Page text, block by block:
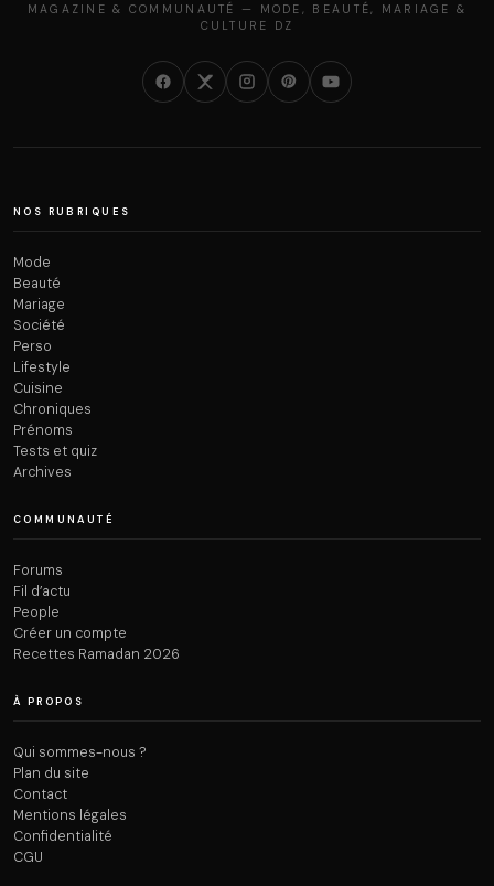
MAGAZINE & COMMUNAUTÉ — MODE, BEAUTÉ, MARIAGE &
CULTURE DZ
NOS RUBRIQUES
Mode
Beauté
Mariage
Société
Perso
Lifestyle
Cuisine
Chroniques
Prénoms
Tests et quiz
Archives
COMMUNAUTÉ
Forums
Fil d’actu
People
Créer un compte
Recettes Ramadan 2026
À PROPOS
Qui sommes-nous ?
Plan du site
Contact
Mentions légales
Confidentialité
CGU